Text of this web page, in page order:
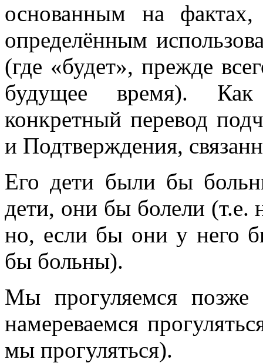
основанным на фактах,
определённым
(где «будет», прежде
будущее время).
конкретный перевод
и Подтверждения,
Его дети были бы
дети, они бы болели (т.е.
но, если бы они у него
бы больны).
Мы прогуляемся
намереваемся
мы прогуляться).